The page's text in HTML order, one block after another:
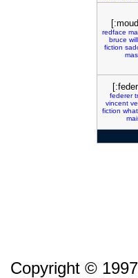
redface
bruce
fiction
federer
vincent
fiction what
Copyright ©